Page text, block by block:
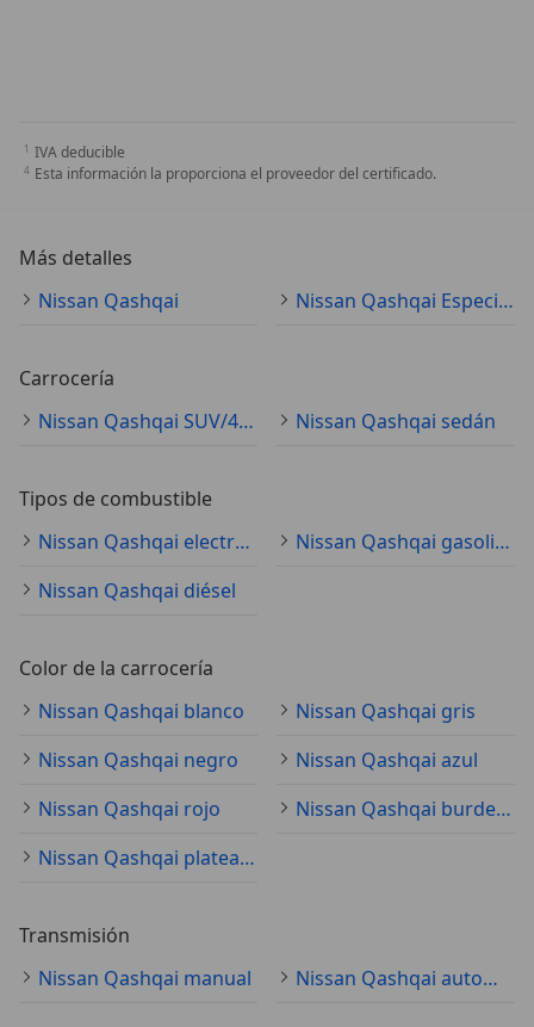
IVA deducible
Esta información la proporciona el proveedor del certificado.
Más detalles
Nissan Qashqai
Nissan Qashqai Especificaciones técnicas
Carrocería
Nissan Qashqai SUV/4x4/pickup
Nissan Qashqai sedán
Tipos de combustible
Nissan Qashqai electro/gasolina
Nissan Qashqai gasolina
Nissan Qashqai diésel
Color de la carrocería
Nissan Qashqai blanco
Nissan Qashqai gris
Nissan Qashqai negro
Nissan Qashqai azul
Nissan Qashqai rojo
Nissan Qashqai burdeos
Nissan Qashqai plateado
Transmisión
Nissan Qashqai manual
Nissan Qashqai automático